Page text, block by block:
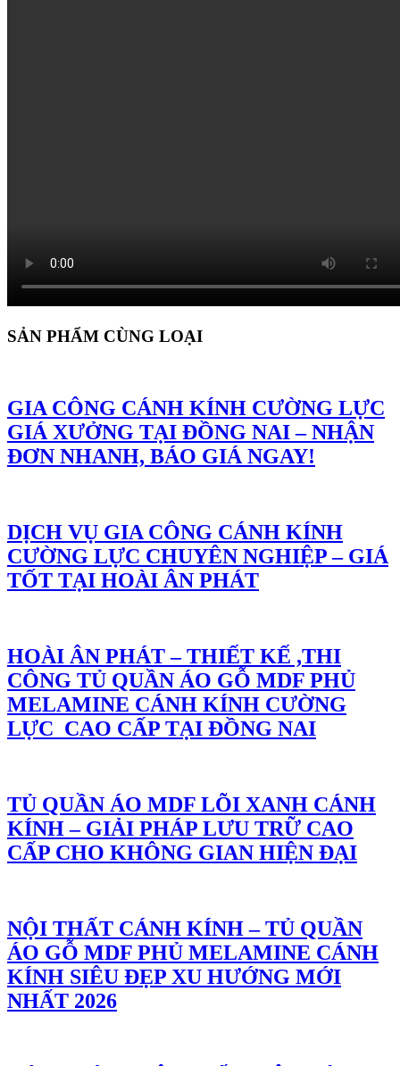
SẢN PHẨM CÙNG LOẠI
GIA CÔNG CÁNH KÍNH CƯỜNG LỰC
GIÁ XƯỞNG TẠI ĐỒNG NAI – NHẬN
ĐƠN NHANH, BÁO GIÁ NGAY!
DỊCH VỤ GIA CÔNG CÁNH KÍNH
CƯỜNG LỰC CHUYÊN NGHIỆP – GIÁ
TỐT TẠI HOÀI ÂN PHÁT
HOÀI ÂN PHÁT – THIẾT KẾ ,THI
CÔNG TỦ QUẦN ÁO GỖ MDF PHỦ
MELAMINE CÁNH KÍNH CƯỜNG
LỰC CAO CẤP TẠI ĐỒNG NAI
TỦ QUẦN ÁO MDF LÕI XANH CÁNH
KÍNH – GIẢI PHÁP LƯU TRỮ CAO
CẤP CHO KHÔNG GIAN HIỆN ĐẠI
NỘI THẤT CÁNH KÍNH – TỦ QUẦN
ÁO GỖ MDF PHỦ MELAMINE CÁNH
KÍNH SIÊU ĐẸP XU HƯỚNG MỚI
NHẤT 2026